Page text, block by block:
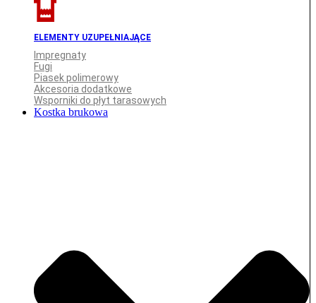
ELEMENTY UZUPEŁNIAJĄCE
Impregnaty
Fugi
Piasek polimerowy
Akcesoria dodatkowe
Wsporniki do płyt tarasowych
Kostka brukowa